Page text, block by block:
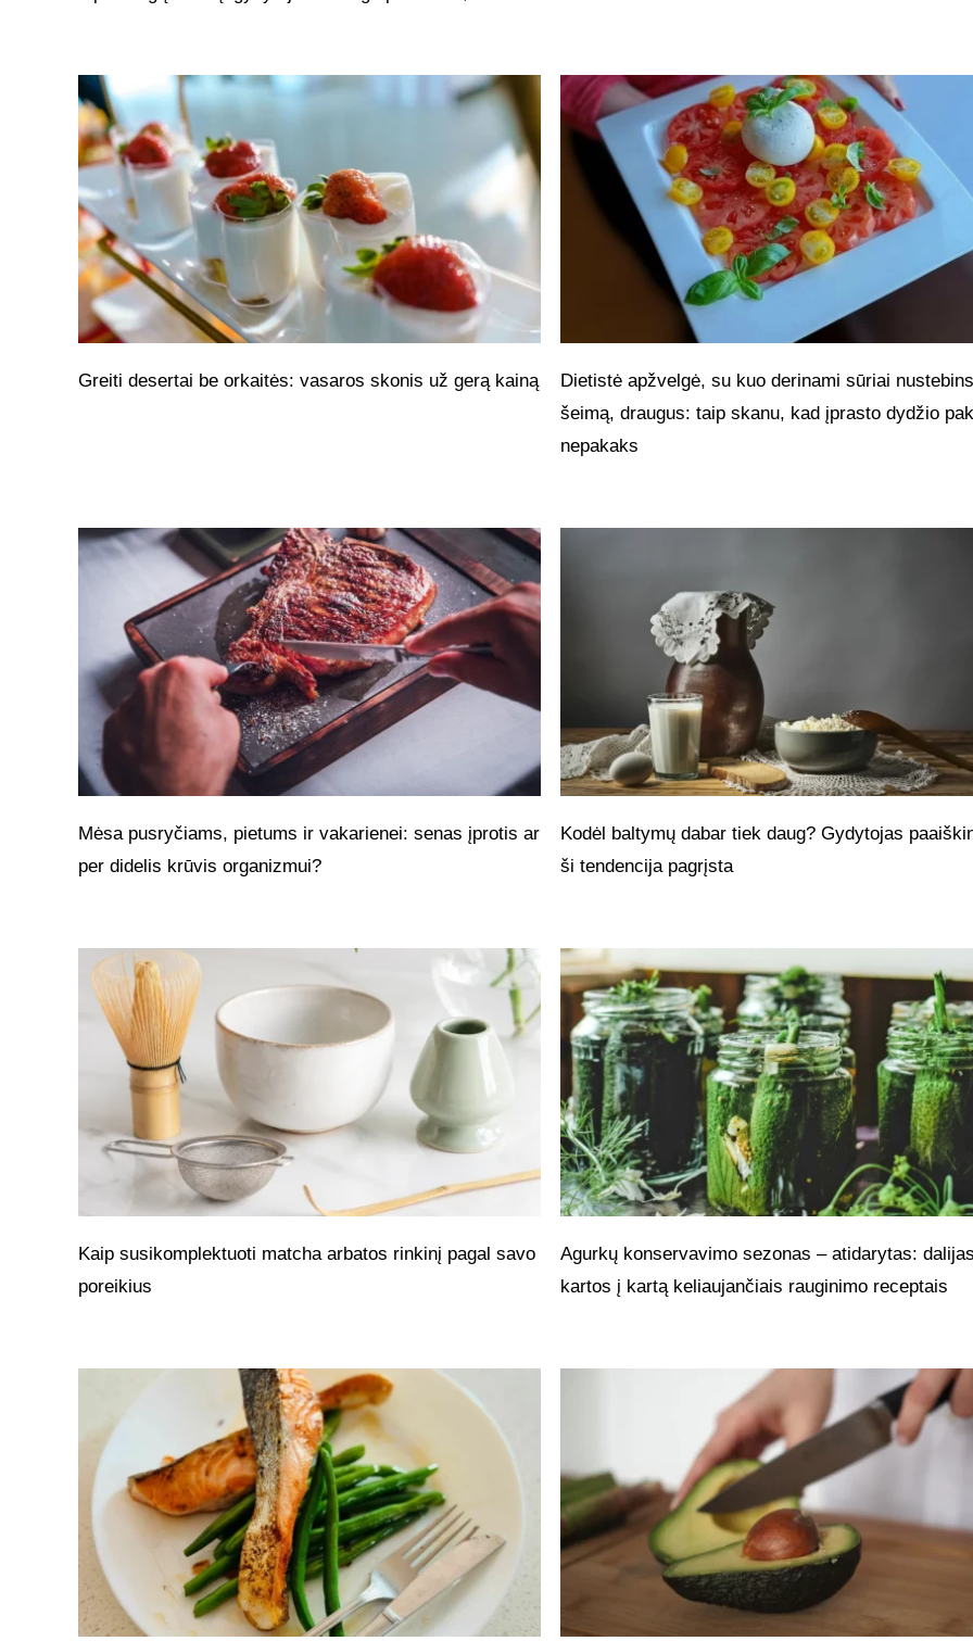
Greiti desertai be orkaitės: vasaros skonis už gerą kainą
Dietistė apžvelgė, su kuo derinami sūriai nustebins
šeimą, draugus: taip skanu, kad įprasto dydžio
nepakaks
Mėsa pusryčiams, pietums ir vakarienei: senas įprotis ar
per didelis krūvis organizmui?
Kodėl baltymų dabar tiek daug? Gydytojas
ši tendencija pagrįsta
Kaip susikomplektuoti matcha arbatos rinkinį pagal savo
poreikius
Agurkų konservavimo sezonas – atidarytas:
kartos į kartą keliaujančiais rauginimo receptais